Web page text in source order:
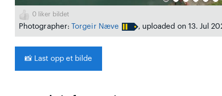
0 liker bildet
Photographer: Torgeir Næve , uploaded on 13. Jul
📸 Last opp et bilde